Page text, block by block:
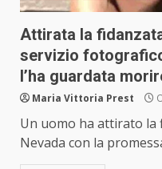
Attirata la
servizio
l’ha guardata
Maria Vittoria Prest
Un uomo ha attirato la
Nevada con la